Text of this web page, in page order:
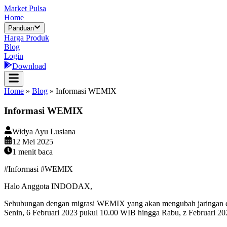
Market Pulsa
Home
Panduan
Harga Produk
Blog
Login
Download
Home » Blog » Informasi WEMIX
Informasi WEMIX
Widya Ayu Lusiana
12 Mei 2025
1 menit baca
#Informasi #WEMIX
Halo Anggota INDODAX,
Sehubungan dengan migrasi WEMIX yang akan mengubah
Senin, 6 Februari 2023 pukul 10.00 WIB hingga Rabu, z Februari